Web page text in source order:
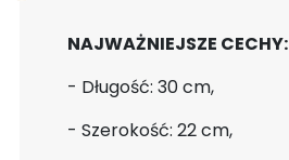
NAJWAŻNIEJSZE CECHY:
- Długość: 30 cm,
- Szerokość: 22 cm,